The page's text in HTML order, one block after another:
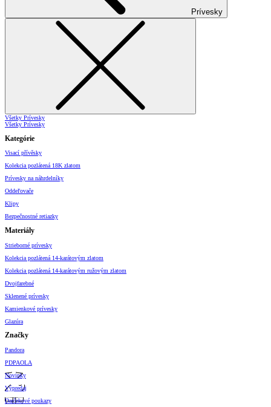
Prívesky
Všetky Prívesky
Všetky Prívesky
Kategórie
Visací přívěsky
Kolekcia pozlátená 18K zlatom
Prívesky na náhrdelníky
Oddeľovače
Klipy
Bezpečnostné retiazky
Materiály
Strieborné prívesky
Kolekcia pozlátená 14-karátovým zlatom
Kolekcia pozlátená 14-karátovým ružovým zlatom
Dvojfarebné
Sklenené prívesky
Kamienkové prívesky
Glazúra
Značky
Pandora
PDPAOLA
Novinky
Výpredaj
Darčekové poukazy